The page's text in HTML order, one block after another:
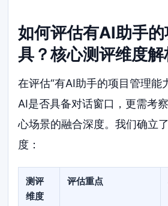
如何评估有AI助手
具？核心测评维度解
在评估“有AI助手的项目管理能
AI是否具备对话窗口，更需考
心场景的融合深度。我们确立
度：
测评
维度
评估重点